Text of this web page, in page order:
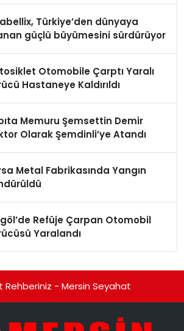
Türkiye’den dünyaya
güçlü büyümesini sürdürüyor
Otomobile Çarptı Yaralı
Hastaneye Kaldırıldı
Memuru Şemsettin Demir
Olarak Şemdinli’ye Atandı
Metal Fabrikasında Yangın
Refüje Çarpan Otomobil
Yaralandı
Rehberiniz - Mersin Seyahat